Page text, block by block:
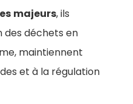
majeurs, ils
des déchets en
maintiennent
et à la régulation